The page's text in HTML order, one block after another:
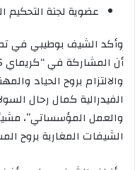
عضوية لجنة
وأكد الشيف بوطيبي في
والالتزام بروح الحياد
الفيدرالية كمال رحال
والعمل المؤسساتي”،
الشيفات المغاربة بروح